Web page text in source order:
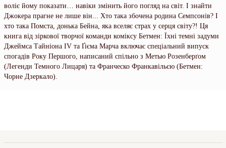
воліє йому показати… навіки змінить його погляд на світ. І знайти
Джокера прагне не лише він... Хто така збочена родина Семпсонів? І
хто така Помста, донька Бейна, яка вселяє страх у серця світу?! Ця
книга від зіркової творчої команди коміксу Бетмен: Їхні темні задуми
Джеймса Тайніона IV та Ґієма Марча включає спеціальний випуск
спогадів Року Першого, написаний спільно з Метью Розенберґом
(Легенди Темного Лицаря) та Франческо Франкавільєю (Бетмен:
Чорне Дзеркало).